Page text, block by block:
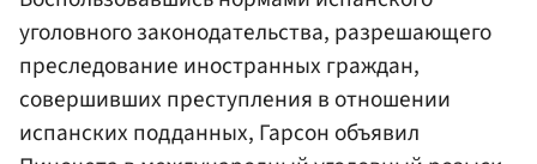
уголовного законодательства, разрешающего
преследование иностранных граждан,
совершивших преступления в отношении
испанских подданных, Гарсон объявил